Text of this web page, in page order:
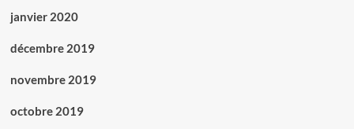
janvier 2020
décembre 2019
novembre 2019
octobre 2019